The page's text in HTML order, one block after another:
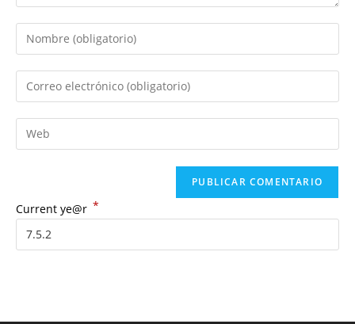
Current ye@r *